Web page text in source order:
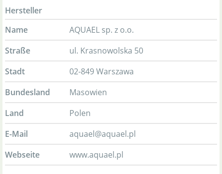
Hersteller
Name
AQUAEL sp. z o.o.
Straße
ul. Krasnowolska 50
Stadt
02-849 Warszawa
Bundesland
Masowien
Land
Polen
E-Mail
aquael@aquael.pl
Webseite
www.aquael.pl